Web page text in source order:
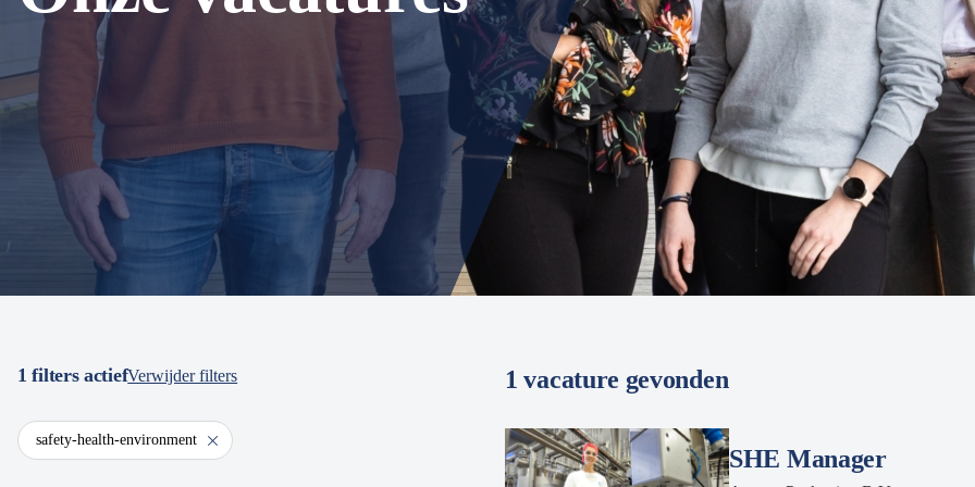
1 filters actiefVerwijder filters
safety-health-environment
1 vacature gevonden
SHE Manager